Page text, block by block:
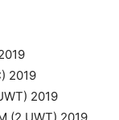
2019
2019